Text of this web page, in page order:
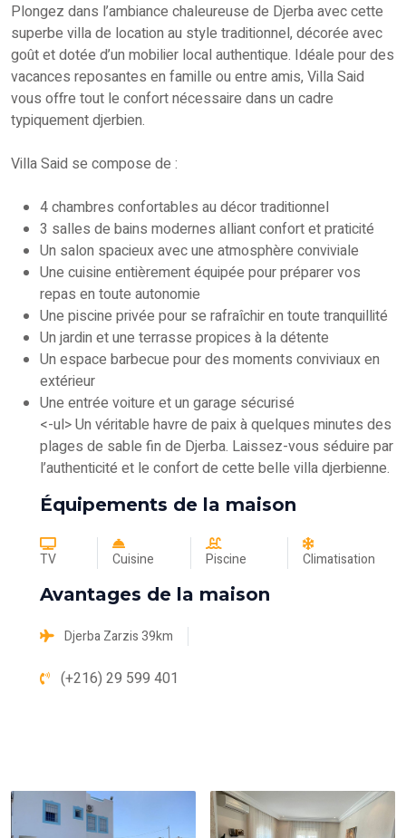
Plongez dans l’ambiance chaleureuse de Djerba avec cette
superbe villa de location au style traditionnel, décorée avec
goût et dotée d’un mobilier local authentique. Idéale pour des
vacances reposantes en famille ou entre amis, Villa Said
vous offre tout le confort nécessaire dans un cadre
typiquement djerbien.
Villa Said se compose de :
4 chambres confortables au décor traditionnel
3 salles de bains modernes alliant confort et praticité
Un salon spacieux avec une atmosphère conviviale
Une cuisine entièrement équipée pour préparer vos
repas en toute autonomie
Une piscine privée pour se rafraîchir en toute tranquillité
Un jardin et une terrasse propices à la détente
Un espace barbecue pour des moments conviviaux en
extérieur
Une entrée voiture et un garage sécurisé
<-ul> Un véritable havre de paix à quelques minutes des
plages de sable fin de Djerba. Laissez-vous séduire par
l’authenticité et le confort de cette belle villa djerbienne.
Équipements de la maison
TV Cuisine Piscine Climatisation
Avantages de la maison
Djerba Zarzis 39km
(+216) 29 599 401